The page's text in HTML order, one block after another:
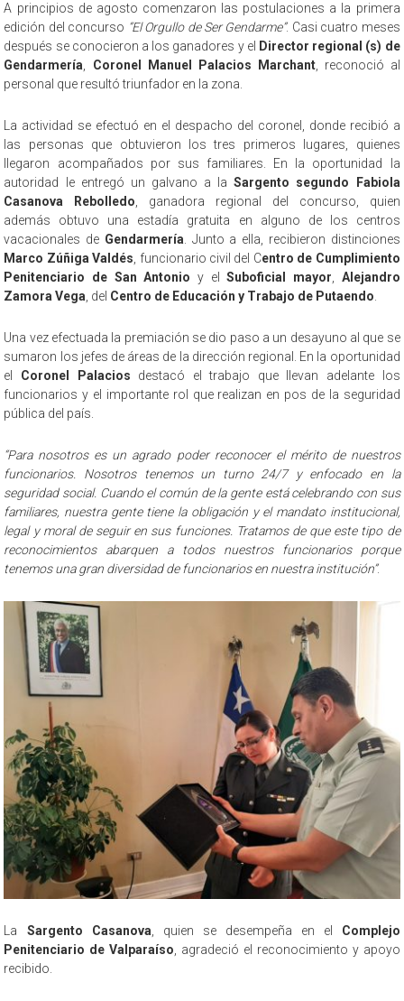
A principios de agosto comenzaron las postulaciones a la primera
edición del concurso “El Orgullo de Ser Gendarme”. Casi cuatro meses
después se conocieron a los ganadores y el Director regional (s) de
Gendarmería, Coronel Manuel Palacios Marchant, reconoció al
personal que resultó triunfador en la zona.
La actividad se efectuó en el despacho del coronel, donde recibió a
las personas que obtuvieron los tres primeros lugares, quienes
llegaron acompañados por sus familiares. En la oportunidad la
autoridad le entregó un galvano a laSargento segundo Fabiola
Casanova Rebolledo, ganadora regional del concurso, quien
además obtuvo una estadía gratuita en alguno de los centros
vacacionales de Gendarmería. Junto a ella, recibieron distinciones
Marco Zúñiga Valdés, funcionario civil del Centro de Cumplimiento
Penitenciario de San Antonio y elSuboficial mayor, Alejandro
Zamora Vega, del Centro de Educación y Trabajo de Putaendo.
Una vez efectuada la premiación se dio paso a un desayuno al que se
sumaron los jefes de áreas de la dirección regional. En la oportunidad
el Coronel Palacios destacó el trabajo que llevan adelante los
funcionarios y el importante rol que realizan en pos de la seguridad
pública del país.
“Para nosotros es un agrado poder reconocer el mérito de nuestros
funcionarios. Nosotros tenemos un turno 24/7 y enfocado en la
seguridad social. Cuando el común de la gente está celebrando con sus
familiares, nuestra gente tiene la obligación y el mandato institucional,
legal y moral de seguir en sus funciones. Tratamos de que este tipo de
reconocimientos abarquen a todos nuestros funcionarios porque
tenemos una gran diversidad de funcionarios en nuestra institución”.
La Sargento Casanova , quien se desempeña en el Complejo
Penitenciario de Valparaíso , agradeció el reconocimiento y apoyo
recibido.